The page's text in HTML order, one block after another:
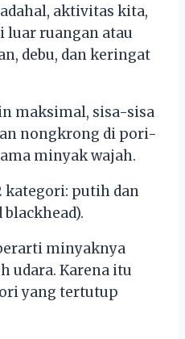
aktivitas kita,
luar ruangan atau
debu, dan keringat
maksimal, sisa-sisa
nongkrong di pori-
minyak wajah.
kategori: putih dan
minyaknya
udara. Karena itu
yang tertutup